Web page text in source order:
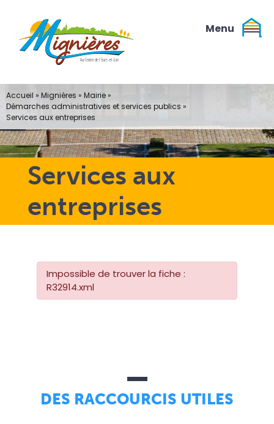
contenu
Services aux
entreprises
Accueil » Mignières » Mairie»
Démarches administratives et services publics »
Services aux entreprises
Impossible de trouver la fiche :
R32914.xml
DES RACCOURCIS UTILES